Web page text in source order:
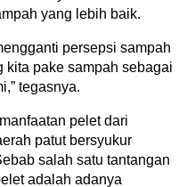
yang lebih baik.
persepsi sampah
kita pake sampah sebagai
tegasnya.
pelet dari
patut bersyukur
salah satu tantangan
adalah adanya